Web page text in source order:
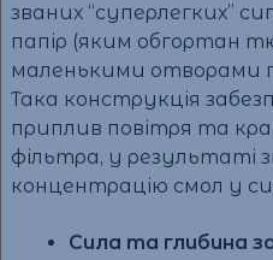
званих “суперлегких”
папір (яким обгортан
маленькими отворами
Така конструкція
приплив повітря та
фільтра, у результаті
концентрацію смол у
Сила та глибина